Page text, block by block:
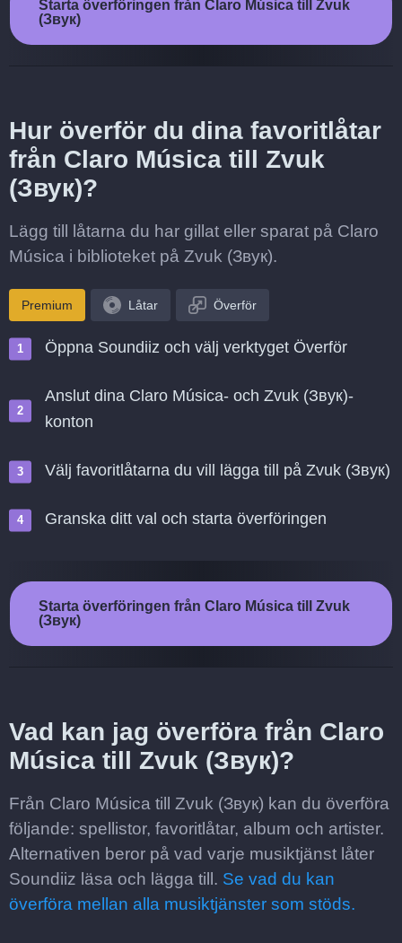
Starta överföringen från Claro Música till Zvuk
(Звук)
Hur överför du dina favoritlåtar
från Claro Música till Zvuk
(Звук)?
Lägg till låtarna du har gillat eller sparat på Claro
Música i biblioteket på Zvuk (Звук).
Premium Låtar Överför
Öppna Soundiiz och välj verktyget Överför
Anslut dina Claro Música- och Zvuk (Звук)-
konton
Välj favoritlåtarna du vill lägga till på Zvuk (Звук)
Granska ditt val och starta överföringen
Starta överföringen från Claro Música till Zvuk
(Звук)
Vad kan jag överföra från Claro
Música till Zvuk (Звук)?
Från Claro Música till Zvuk (Звук) kan du överföra
följande: spellistor, favoritlåtar, album och artister.
Alternativen beror på vad varje musiktjänst låter
Soundiiz läsa och lägga till. Se vad du kan
överföra mellan alla musiktjänster som stöds.